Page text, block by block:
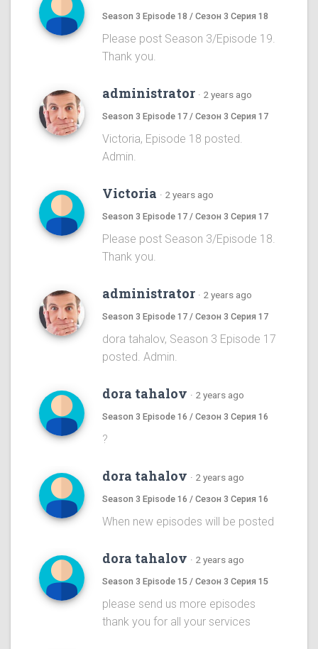
Season 3 Episode 18 / Сезон 3 Серия 18
Please post Season 3/Episode 19.
Thank you.
administrator · 2 years ago
Season 3 Episode 17 / Сезон 3 Серия 17
Victoria, Episode 18 posted.
Admin.
Victoria · 2 years ago
Season 3 Episode 17 / Сезон 3 Серия 17
Please post Season 3/Episode 18.
Thank you.
administrator · 2 years ago
Season 3 Episode 17 / Сезон 3 Серия 17
dora tahalov, Season 3 Episode 17
posted. Admin.
dora tahalov · 2 years ago
Season 3 Episode 16 / Сезон 3 Серия 16
?
dora tahalov · 2 years ago
Season 3 Episode 16 / Сезон 3 Серия 16
When new episodes will be posted
dora tahalov · 2 years ago
Season 3 Episode 15 / Сезон 3 Серия 15
please send us more episodes
thank you for all your services